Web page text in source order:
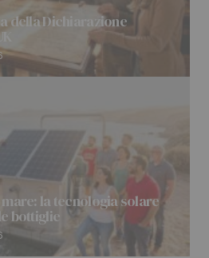
della Dichiarazione
la tecnologia solare
bottiglie